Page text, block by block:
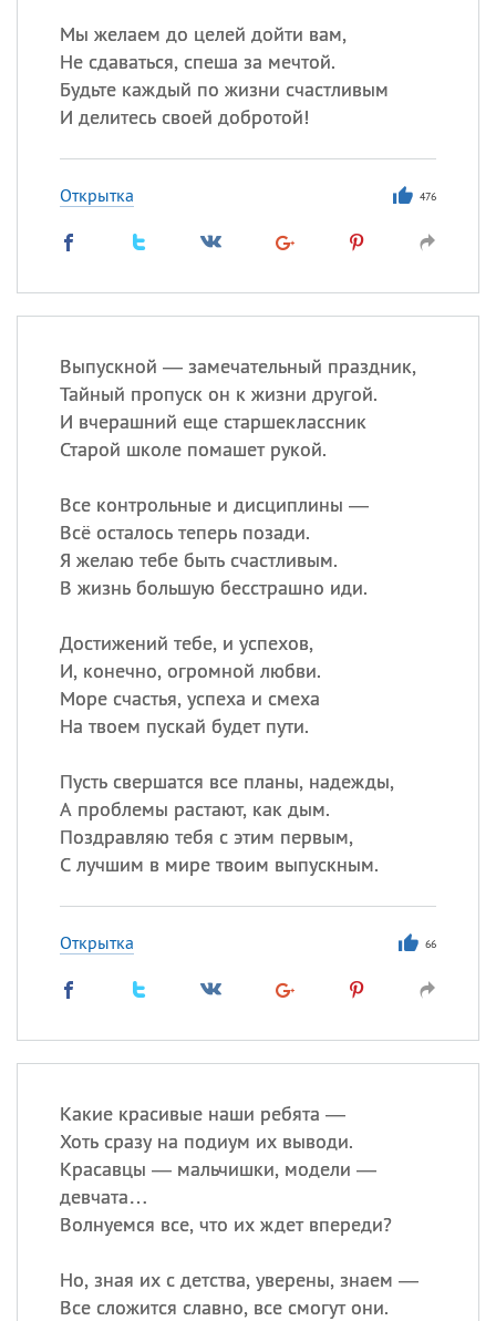
Мы желаем до целей дойти вам,
Не сдаваться, спеша за мечтой.
Будьте каждый по жизни счастливым
И делитесь своей добротой!
Открытка 476
Выпускной — замечательный праздник,
Тайный пропуск он к жизни другой.
И вчерашний еще старшеклассник
Старой школе помашет рукой.
Все контрольные и дисциплины —
Всё осталось теперь позади.
Я желаю тебе быть счастливым.
В жизнь большую бесстрашно иди.
Достижений тебе, и успехов,
И, конечно, огромной любви.
Море счастья, успеха и смеха
На твоем пускай будет пути.
Пусть свершатся все планы, надежды,
А проблемы растают, как дым.
Поздравляю тебя с этим первым,
С лучшим в мире твоим выпускным.
Открытка 66
Какие красивые наши ребята —
Хоть сразу на подиум их выводи.
Красавцы — мальчишки, модели —
девчата…
Волнуемся все, что их ждет впереди?
Но, зная их с детства, уверены, знаем —
Все сложится славно, все смогут они.